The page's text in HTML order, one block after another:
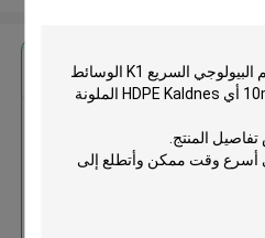
افضل سعر ل
الوسائط المرشحة الدقيقة 25 *